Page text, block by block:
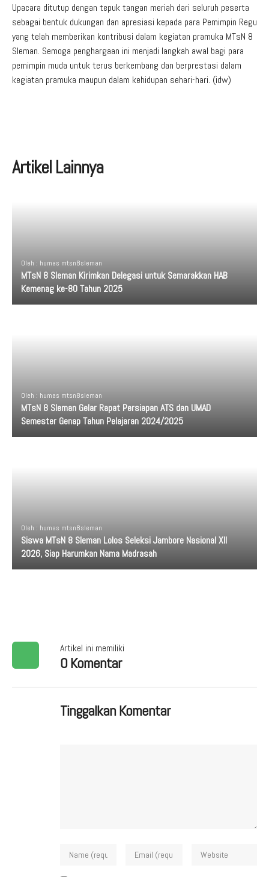
Upacara ditutup dengan tepuk tangan meriah dari seluruh peserta
sebagai bentuk dukungan dan apresiasi kepada para Pemimpin Regu
yang telah memberikan kontribusi dalam kegiatan pramuka MTsN 8
Sleman. Semoga penghargaan ini menjadi langkah awal bagi para
pemimpin muda untuk terus berkembang dan berprestasi dalam
kegiatan pramuka maupun dalam kehidupan sehari-hari. (idw)
Artikel Lainnya
Oleh : humas mtsn8sleman
MTsN 8 Sleman Kirimkan Delegasi untuk Semarakkan HAB
Kemenag ke-80 Tahun 2025
Oleh : humas mtsn8sleman
MTsN 8 Sleman Gelar Rapat Persiapan ATS dan UMAD
Semester Genap Tahun Pelajaran 2024/2025
Oleh : humas mtsn8sleman
Siswa MTsN 8 Sleman Lolos Seleksi Jambore Nasional XII
2026, Siap Harumkan Nama Madrasah
Artikel ini memiliki
0 Komentar
Tinggalkan Komentar